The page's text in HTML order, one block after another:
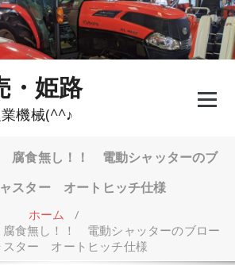
・姫路
機械(^^♪
腐食無し！！ 電動シャッターのブ
スター オートヒッチ仕様
ホーム /
食無し！！ 電動シャッターのブロー
スター オートヒッチ仕様